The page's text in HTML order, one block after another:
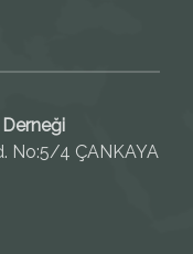
No:5/4 ÇANKAYA